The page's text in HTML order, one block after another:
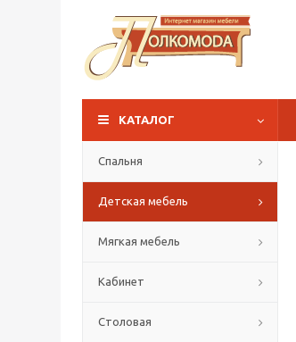
КАТАЛОГ
Спальня
Детская мебель
Мягкая мебель
Кабинет
Столовая